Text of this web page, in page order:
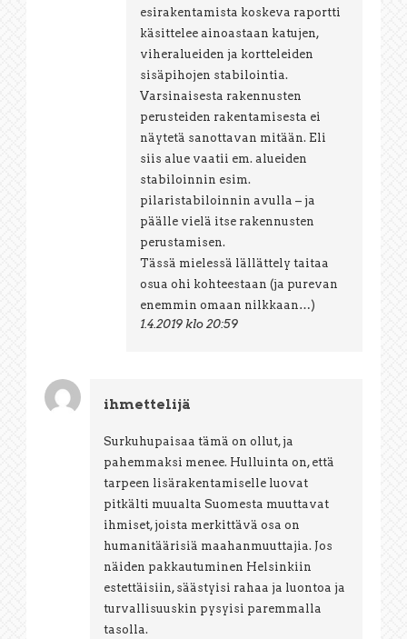
esirakentamista koskeva raportti
käsittelee ainoastaan katujen,
viheralueiden ja kortteleiden
sisäpihojen stabilointia.
Varsinaisesta rakennusten
perusteiden rakentamisesta ei
näytetä sanottavan mitään. Eli
siis alue vaatii em. alueiden
stabiloinnin esim.
pilaristabiloinnin avulla – ja
päälle vielä itse rakennusten
perustamisen.
Tässä mielessä lällättely taitaa
osua ohi kohteestaan (ja purevan
enemmin omaan nilkkaan…)
1.4.2019 klo 20:59
ihmettelijä
Surkuhupaisaa tämä on ollut, ja
pahemmaksi menee. Hulluinta on, että
tarpeen lisärakentamiselle luovat
pitkälti muualta Suomesta muuttavat
ihmiset, joista merkittävä osa on
humanitäärisiä maahanmuuttajia. Jos
näiden pakkautuminen Helsinkiin
estettäisiin, säästyisi rahaa ja luontoa ja
turvallisuuskin pysyisi paremmalla
tasolla.